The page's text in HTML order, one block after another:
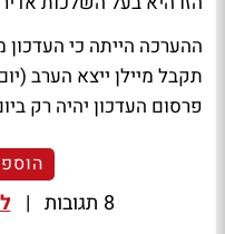
ההערכה הייתה כי
פרסום העדכון יהיה רק
8 תגובות |